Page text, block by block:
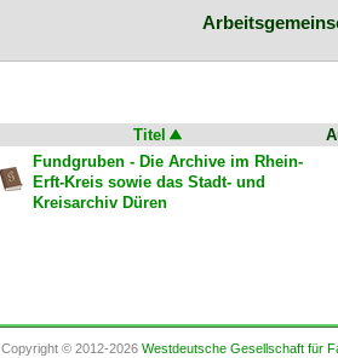
Titel
Fundgruben - Die Archive im Rhein-
Erft-Kreis sowie das Stadt- und
Kreisarchiv Düren
Copyright © 2012-2026 Westdeutsche Gesellschaft für